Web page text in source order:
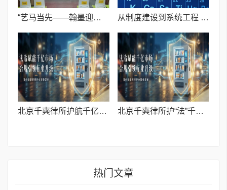
“艺马当先——翰墨迎春展”在浙融媒中心隆重开幕 从制度建设到系统工程 千亿元动力电池回收市场迎来结构性变革
北京千奭律所护航千亿市场—行业内首份智慧药柜报告发布 北京千奭律所护“法”千亿市场—行业内首份智慧药柜报告发布
热门文章